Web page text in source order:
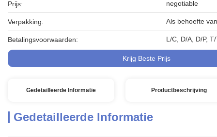
Prijs: negotiable
Verpakking: Als behoefte
Betalingsvoorwaarden: L/C, D/A, D/P,
Krijg Beste Prijs
Gedetailleerde Informatie Productbeschrijving
Gedetailleerde Informatie